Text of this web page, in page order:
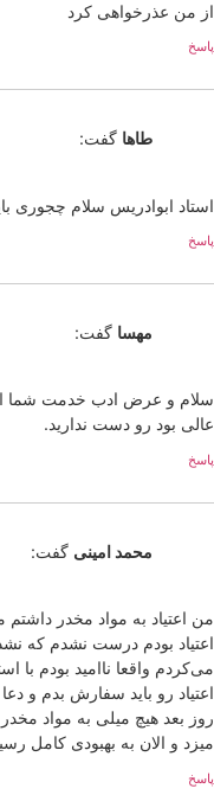
از من عذرخواهی کرد
پاسخ
طاها گفت:
استاد ابوادریس سلام چجوری
پاسخ
مهسا گفت:
سلام و عرض ادب خدمت شما
عالی بود رو دست ندارید.
پاسخ
محمد امینی گفت:
من اعتیاد به مواد مخدر
اعتیاد بودم درست نشدم که
می‌کردم واقعا ناامید بودم با
اعتیاد رو باید سفارش بدم و
روز بعد هیچ میلی به مواد
میزد و الان به بهبودی کامل
پاسخ